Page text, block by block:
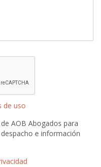
de uso
AOB Abogados para
e información